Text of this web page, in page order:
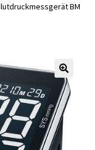
BM
🔍